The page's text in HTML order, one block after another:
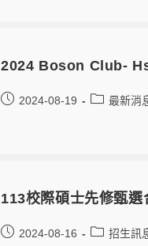
2024 Boson Club-
2024-08-19 最新消
113校際碩士先修甄選
2024-08-16 招生訊